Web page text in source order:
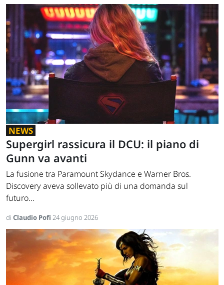
NEWS
Supergirl rassicura il DCU: il piano di
Gunn va avanti
La fusione tra Paramount Skydance e Warner Bros.
Discovery aveva sollevato più di una domanda sul
futuro...
di Claudio Pofi 24 giugno 2026